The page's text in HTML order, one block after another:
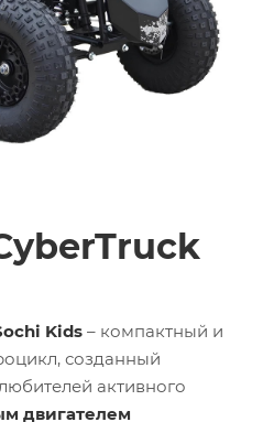
Kids – компактный и
созданный
активного
двигателем